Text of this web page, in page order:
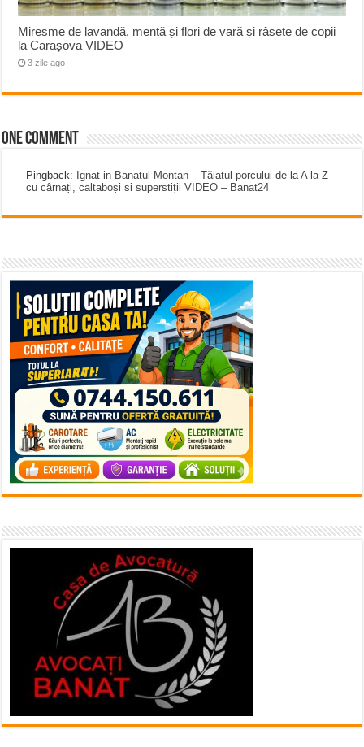
Miresme de lavandă, mentă și flori de vară și râsete de copii
la Carașova VIDEO
3 zile ago
One comment
Pingback: Ignat in Banatul Montan – Tăiatul porcului de la A la Z
cu cârnați, caltaboși si superstiții VIDEO – Banat24